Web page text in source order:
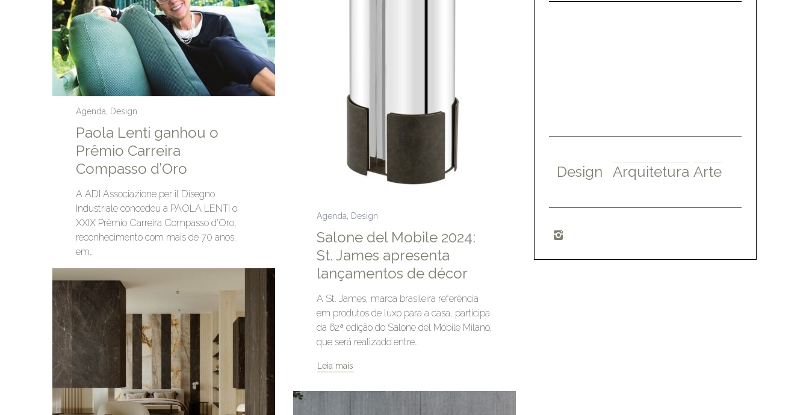
Agenda Design
Paola Lenti ganhou o
Prêmio Carreira
Compasso d’Oro
A ADI Associazione per il Disegno
Industriale concedeu a PAOLA LENTI o
XXIX Prêmio Carreira Compasso d’Oro,
reconhecimento com mais de 70 anos,
em…
Agenda Design
Salone del Mobile 2024:
St. James apresenta
lançamentos de décor
A St. James, marca brasileira referência
em produtos de luxo para a casa, participa
da 62ª edição do Salone del Mobile Milano,
que será realizado entre…
Leia mais
Design Arquitetura Arte